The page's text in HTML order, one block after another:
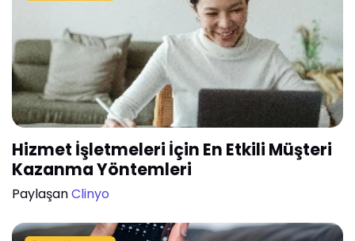
Hizmet İşletmeleri İçin En Etkili Müşteri
Kazanma Yöntemleri
PaylaşanClinyo